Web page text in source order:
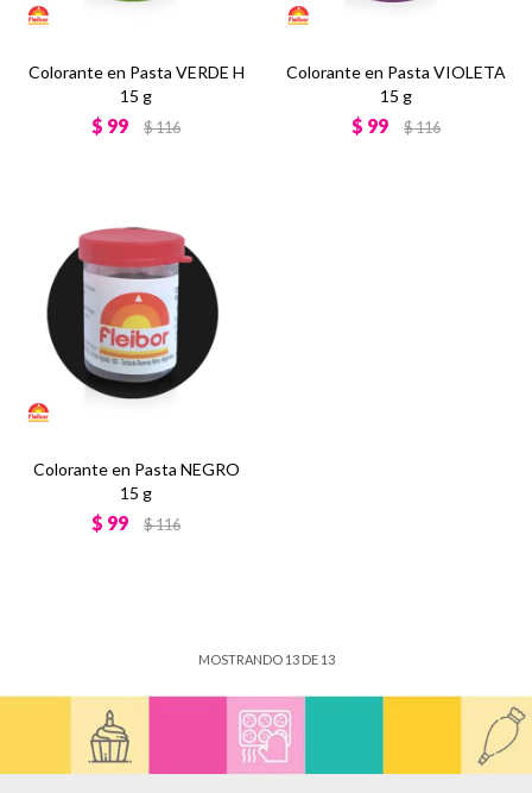
Colorante en Pasta VERDE H
15 g
$ 99 $116
Colorante en Pasta VIOLETA
15 g
$ 99 $116
Colorante en Pasta NEGRO
15 g
$ 99 $116
MOSTRANDO 13DE 13